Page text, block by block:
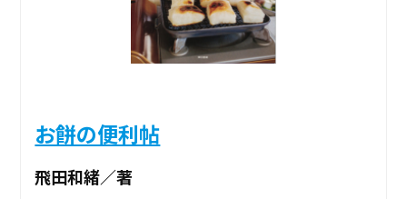
お餅の便利帖
飛田和緒／著